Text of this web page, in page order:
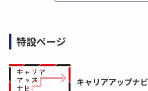
特設ページ
キャリアアップナビ